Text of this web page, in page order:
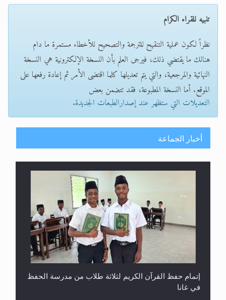
تنبيه للقراء الكرام
نظراً لكون عملية التنقيح للترجمة والتصحيح للأخطاء مستمرة ما دام
هنالك ما يقتضي ذلك، فيرجى العلم بأن النسخة الإلكترونية هي النسخة
النهائية والمرجعية، والتي يتم تعديلها كلما اقتضى الأمر ثم إعادة رفعها على
الموقع. أما النسخة المطبوعة، فقد تتضمن بعض
التعديلات التي ستظهر عند إصدارالطبعات الجديدة.
أخبار الجماعة
إتمام حفظ القرآن الكريم لثلاثة طلاب من مدرسة الحفظ
في غانا